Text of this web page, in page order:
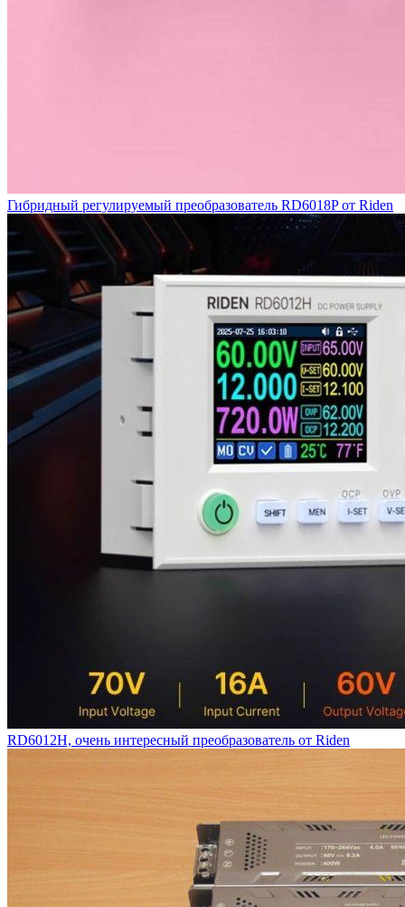
Гибридный регулируемый преобразователь RD6018P от Riden
RD6012H, очень интересный преобразователь от Riden